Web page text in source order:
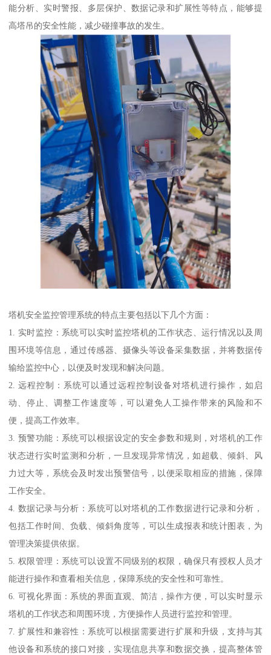
能分析、实时警报、多层保护、数据记录和扩展性等特点，能够提
高塔吊的安全性能，减少碰撞事故的发生。
塔机安全监控管理系统的特点主要包括以下几个方面：
1. 实时监控：系统可以实时监控塔机的工作状态、运行情况以及周
围环境等信息，通过传感器、摄像头等设备采集数据，并将数据传
输给监控中心，以便及时发现和解决问题。
2. 远程控制：系统可以通过远程控制设备对塔机进行操作，如启
动、停止、调整工作速度等，可以避免人工操作带来的风险和不
便，提高工作效率。
3. 预警功能：系统可以根据设定的安全参数和规则，对塔机的工作
状态进行实时监测和分析，一旦发现异常情况，如超载、倾斜、风
力过大等，系统会及时发出预警信号，以便采取相应的措施，保障
工作安全。
4. 数据记录与分析：系统可以对塔机的工作数据进行记录和分析，
包括工作时间、负载、倾斜角度等，可以生成报表和统计图表，为
管理决策提供依据。
5. 权限管理：系统可以设置不同级别的权限，确保只有授权人员才
能进行操作和查看相关信息，保障系统的安全性和可靠性。
6. 可视化界面：系统的界面直观、简洁，操作方便，可以实时显示
塔机的工作状态和周围环境，方便操作人员进行监控和管理。
7. 扩展性和兼容性：系统可以根据需要进行扩展和升级，支持与其
他设备和系统的接口对接，实现信息共享和数据交换，提高整体管